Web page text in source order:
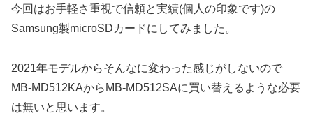
今回はお手軽さ重視で信頼と実績(個人の印象です)の
Samsung製microSDカードにしてみました。
2021年モデルからそんなに変わった感じがしないので
MB-MD512KAからMB-MD512SAに買い替えるような必要
は無いと思います。